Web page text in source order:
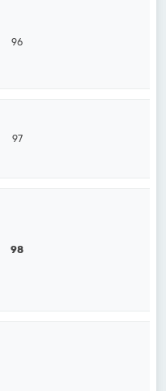
96
97
98